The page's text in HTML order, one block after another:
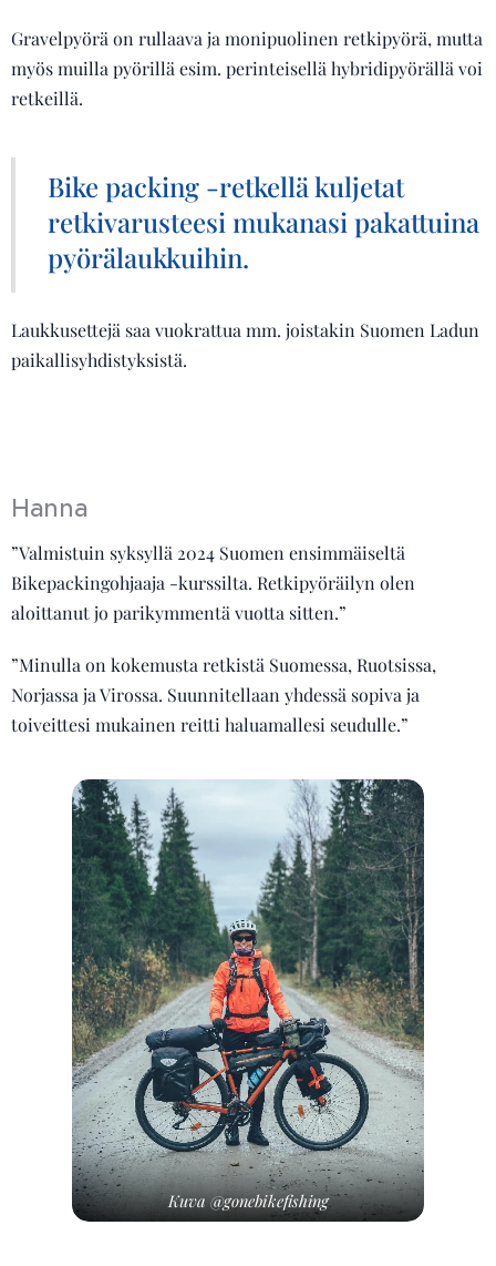
Gravelpyörä on rullaava ja monipuolinen retkipyörä, mutta
myös muilla pyörillä esim. perinteisellä hybridipyörällä voi
retkeillä.
Bike packing -retkellä kuljetat
retkivarusteesi mukanasi pakattuina
pyörälaukkuihin.
Laukkusettejä saa vuokrattua mm. joistakin Suomen Ladun
paikallisyhdistyksistä.
Hanna
”Valmistuin syksyllä 2024 Suomen ensimmäiseltä
Bikepackingohjaaja -kurssilta. Retkipyöräilyn olen
aloittanut jo parikymmentä vuotta sitten.”
”Minulla on kokemusta retkistä Suomessa, Ruotsissa,
Norjassa ja Virossa. Suunnitellaan yhdessä sopiva ja
toiveittesi mukainen reitti haluamallesi seudulle.”
Kuva @gonebikefishing